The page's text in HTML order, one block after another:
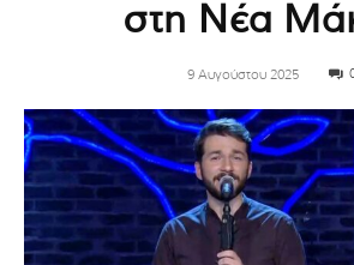
στη Νέα
9 Αυγούστου 2025